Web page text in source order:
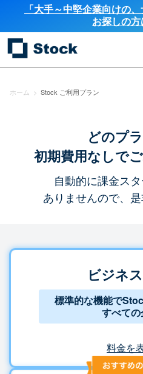
「大手～中堅企業向けの
お探しの
ホーム > Stock ご利用プラン
どのプラ
初期費用なしで
自動的に課金ス
ありませんので、
ビジネ
標準的な機能で
すべて
料金を